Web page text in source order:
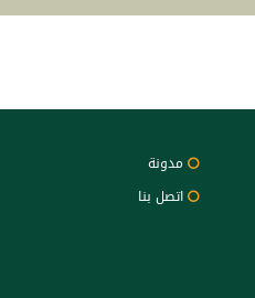
مدونة
اتصل بنا